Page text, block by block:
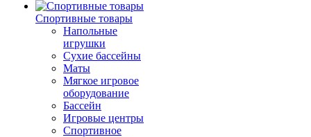
Спортивные товары
Напольные
игрушки
Сухие бассейны
Маты
Мягкое игровое
оборудование
Бассейн
Игровые центры
Спортивное